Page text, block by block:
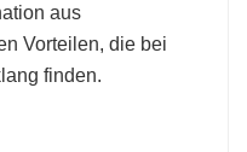
aus
Vorteilen, die bei
finden.